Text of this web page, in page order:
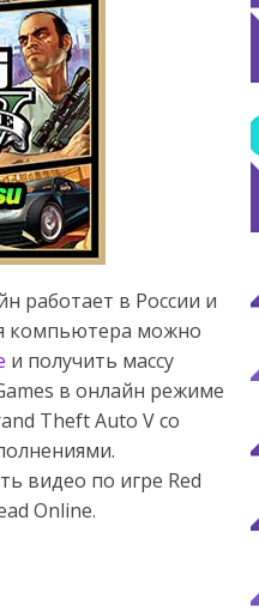
работает в России и
компьютера можно
и получить массу
в онлайн режиме
Theft Auto V со
видео по игре Red
Online.